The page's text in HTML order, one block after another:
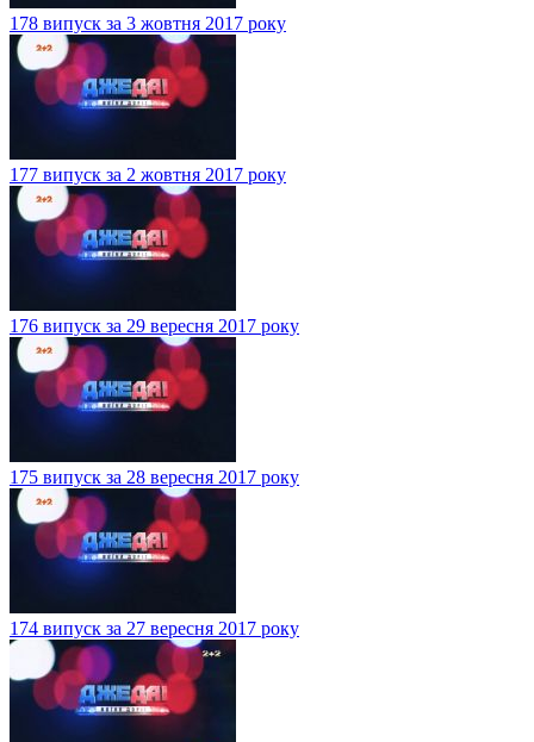
178 випуск за 3 жовтня 2017 року
177 випуск за 2 жовтня 2017 року
176 випуск за 29 вересня 2017 року
175 випуск за 28 вересня 2017 року
174 випуск за 27 вересня 2017 року